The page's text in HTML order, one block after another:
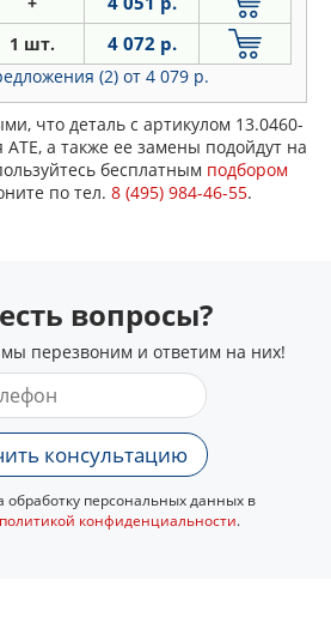
1 шт. 4 072 р.
(2) от 4 079 р.
что деталь с артикулом 13.0460-
ATE, а также ее замены подойдут на
бесплатным подбором
по тел. 8 (495) 984-46-55.
вопросы?
перезвоним и ответим на них!
консультацию
персональных данных в
политикой конфиденциальности.